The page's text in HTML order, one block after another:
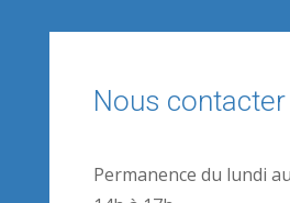
Nous contacter
Permanence du lundi